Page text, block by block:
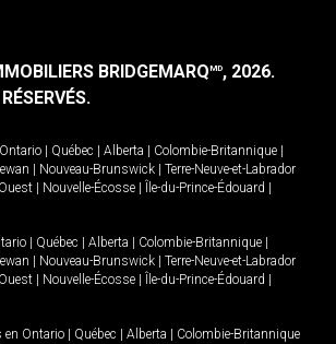
BRIDGEMARQMD, 2026.
Ontario Québec Alberta Colombie-Britannique
Nouveau-Brunswick
Terre-Neuve-et-Labrador
Nouvelle-Écosse Île-du-Prince-Édouard
Québec Alberta Colombie-Britannique
Nouveau-Brunswick
Terre-Neuve-et-Labrador
Nouvelle-Écosse Île-du-Prince-Édouard
en Ontario Québec Alberta
Colombie-Britannique